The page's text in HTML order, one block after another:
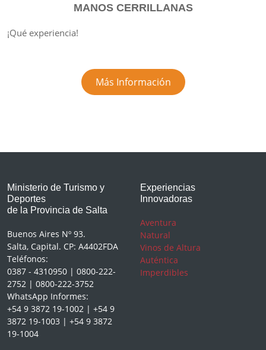
MANOS CERRILLANAS
¡Qué experiencia!
Más Información
Ministerio de Turismo y
Deportes
de la Provincia de Salta
Buenos Aires Nº 93.
Salta, Capital. CP: A4402FDA
Teléfonos:
0387 - 4310950 | 0800-222-
2752 | 0800-222-3752
WhatsApp Informes:
+54 9 3872 19-1002 | +54 9
3872 19-1003 | +54 9 3872
19-1004
Experiencias
Innovadoras
Aventura
Natural
Vinos de Altura
Auténtica
Imperdibles